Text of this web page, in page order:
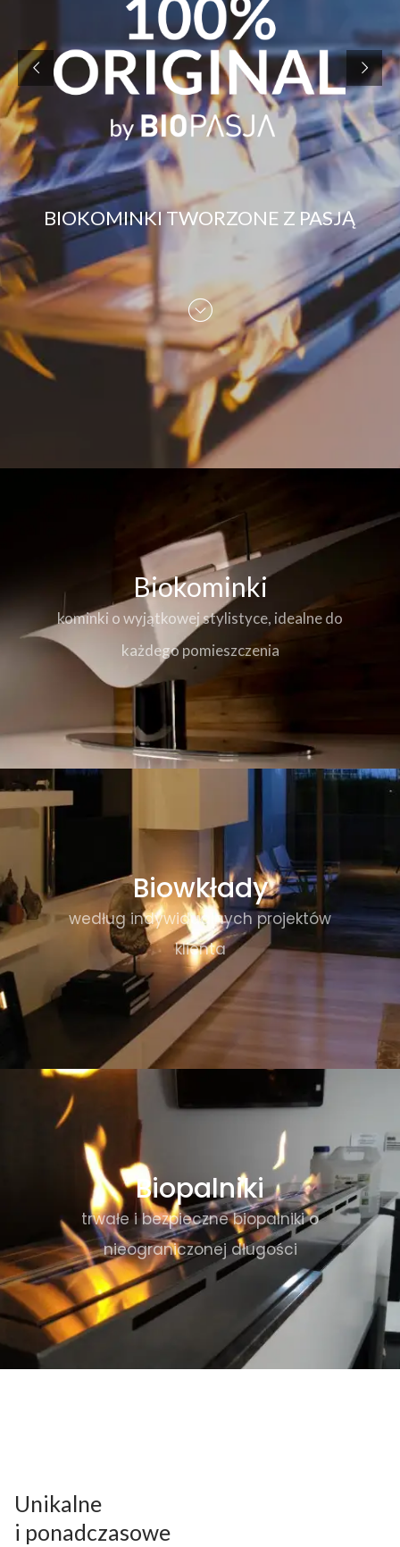
Biokominki
kominki o wyjątkowej stylistyce, idealne do
każdego pomieszczenia
Biowkłady
według indywidualnych projektów
klienta
Biopalniki
trwałe i bezpieczne biopalniki o
nieograniczonej długości
Unikalne
i ponadczasowe